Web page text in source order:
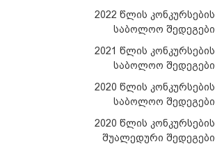
2022 წლის კონკურსების
საბოლოო შედეგები
2021 წლის კონკურსების
საბოლოო შედეგები
2020 წლის კონკურსების
საბოლოო შედეგები
2020 წლის კონკურსების
შუალედური შედეგები